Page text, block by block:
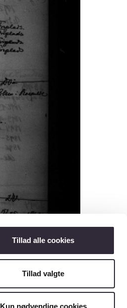
Tillad alle cookies
Tillad valgte
Kun nødvendige cookies